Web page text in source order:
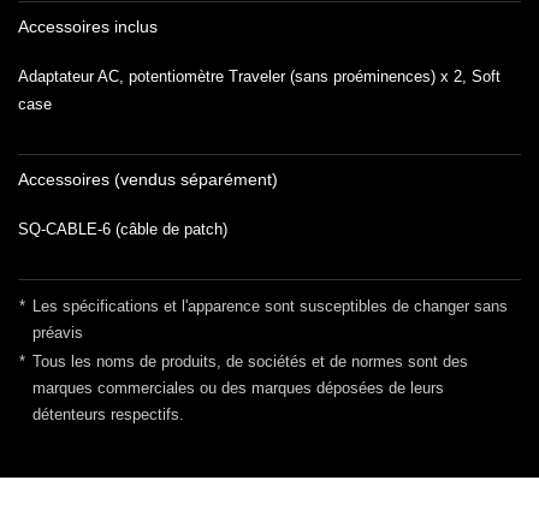
Accessoires inclus
Adaptateur AC, potentiomètre Traveler (sans proéminences) x 2, Soft
case
Accessoires (vendus séparément)
SQ-CABLE-6 (câble de patch)
* Les spécifications et l'apparence sont susceptibles de changer sans
préavis
* Tous les noms de produits, de sociétés et de normes sont des
marques commerciales ou des marques déposées de leurs
détenteurs respectifs.